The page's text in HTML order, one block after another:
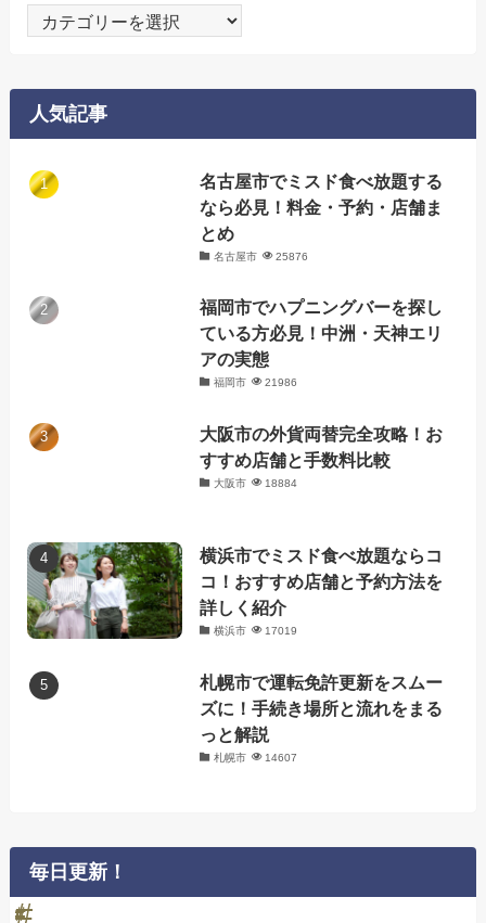
テ
ー
人気記事
名古屋市でミスド食べ放題する
なら必見！料金・予約・店舗ま
とめ
名古屋市 25876
福岡市でハプニングバーを探し
ている方必見！中洲・天神エリ
アの実態
福岡市 21986
大阪市の外貨両替完全攻略！お
すすめ店舗と手数料比較
大阪市 18884
横浜市でミスド食べ放題ならコ
コ！おすすめ店舗と予約方法を
詳しく紹介
横浜市 17019
札幌市で運転免許更新をスムー
ズに！手続き場所と流れをまる
っと解説
札幌市 14607
毎日更新！